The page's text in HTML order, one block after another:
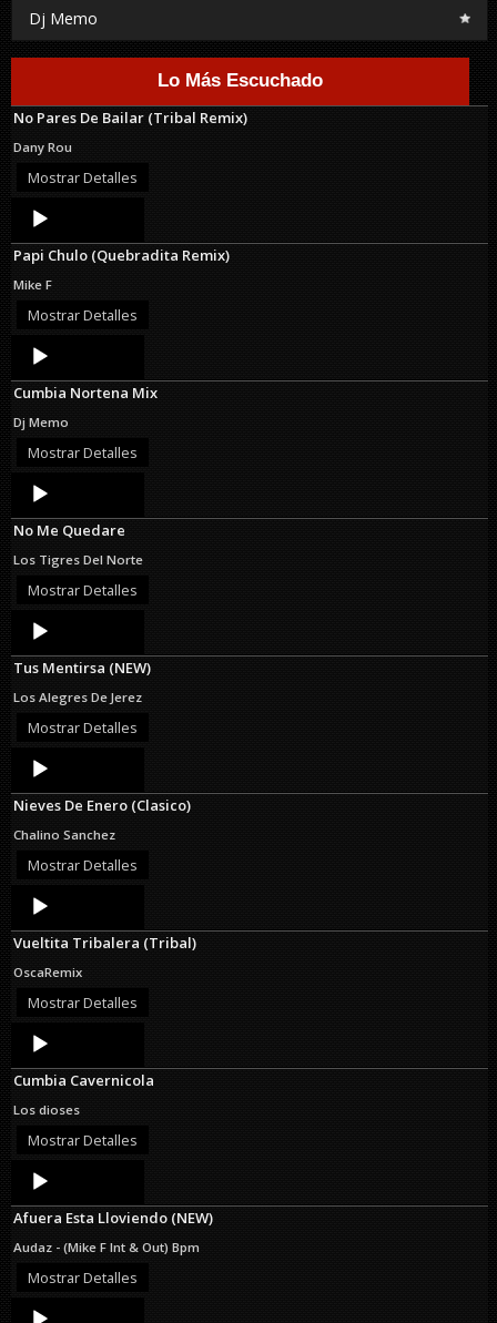
Dj Memo
Lo Más Escuchado
No Pares De Bailar (Tribal Remix)
Dany Rou
Mostrar Detalles
Audio
Player
Papi Chulo (Quebradita Remix)
Mike F
Mostrar Detalles
Audio
Player
Cumbia Nortena Mix
Dj Memo
Mostrar Detalles
Audio
Player
No Me Quedare
Los Tigres Del Norte
Mostrar Detalles
Audio
Player
Tus Mentirsa (NEW)
Los Alegres De Jerez
Mostrar Detalles
Audio
Player
Nieves De Enero (Clasico)
Chalino Sanchez
Mostrar Detalles
Audio
Player
Vueltita Tribalera (Tribal)
OscaRemix
Mostrar Detalles
Audio
Player
Cumbia Cavernicola
Los dioses
Mostrar Detalles
Audio
Player
Afuera Esta Lloviendo (NEW)
Audaz - (Mike F Int & Out) Bpm
Mostrar Detalles
Audio